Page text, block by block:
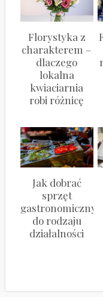
Florystyka z
charakterem –
dlaczego
lokalna
kwiaciarnia
robi różnicę
Jak dobrać
sprzęt
gastronomiczny
do rodzaju
działalności